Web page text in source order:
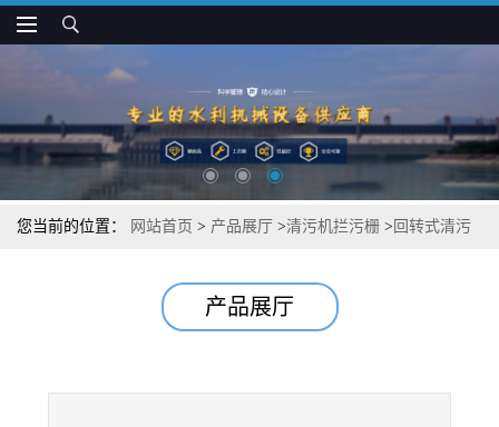
您当前的位置： 网站首页 > 产品展厅 >清污机拦污栅 > 回转式清污
产品展厅